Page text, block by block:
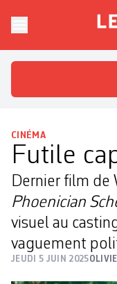
Le
CINÉMA
Futile
Dernier film de
Phoenician
visuel au
vaguement
JEUDI 5 JUIN 2025